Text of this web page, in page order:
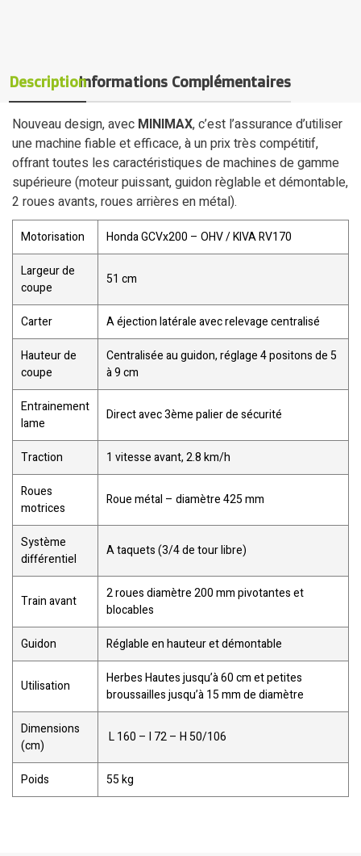
DescriptionInformations Complémentaires
Nouveau design, avec MINIMAX, c’est l’assurance d’utiliser
une machine fiable et efficace, à un prix très compétitif,
offrant toutes les caractéristiques de machines de gamme
supérieure (moteur puissant, guidon règlable et démontable,
2 roues avants, roues arrières en métal).
Motorisation
Honda GCVx200 – OHV / KIVA RV170
Largeur de
coupe
51 cm
Carter
A éjection latérale avec relevage centralisé
Hauteur de
coupe
Centralisée au guidon, réglage 4 positons de 5
à 9 cm
Entrainement
lame
Direct avec 3ème palier de sécurité
Traction
1 vitesse avant, 2.8 km/h
Roues
motrices
Roue métal – diamètre 425 mm
Système
différentiel
A taquets (3/4 de tour libre)
Train avant
2 roues diamètre 200 mm pivotantes et
blocables
Guidon
Réglable en hauteur et démontable
Utilisation
Herbes Hautes jusqu’à 60 cm et petites
broussailles jusqu’à 15 mm de diamètre
Dimensions
(cm)
L 160 – l 72 – H 50/106
Poids 55 kg